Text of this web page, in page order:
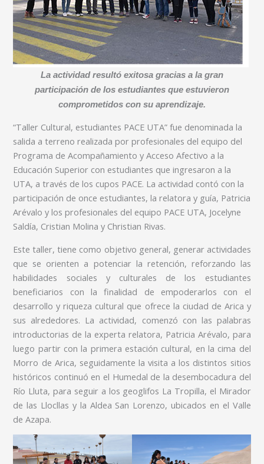
La actividad resultó exitosa gracias a la gran
participación de los estudiantes que estuvieron
comprometidos con su aprendizaje.
“Taller Cultural, estudiantes PACE UTA” fue denominada la
salida a terreno realizada por profesionales del equipo del
Programa de Acompañamiento y Acceso Afectivo a la
Educación Superior con estudiantes que ingresaron a la
UTA, a través de los cupos PACE. La actividad contó con la
participación de once estudiantes, la relatora y guía, Patricia
Arévalo y los profesionales del equipo PACE UTA, Jocelyne
Saldía, Cristian Molina y Christian Rivas.
Este taller, tiene como objetivo general, generar actividades
que se orienten a potenciar la retención, reforzando las
habilidades sociales y culturales de los estudiantes
beneficiarios con la finalidad de empoderarlos con el
desarrollo y riqueza cultural que ofrece la ciudad de Arica y
sus alrededores. La actividad, comenzó con las palabras
introductorias de la experta relatora, Patricia Arévalo, para
luego partir con la primera estación cultural, en la cima del
Morro de Arica, seguidamente la visita a los distintos sitios
históricos continuó en el Humedal de la desembocadura del
Río Lluta, para seguir a los geoglifos La Tropilla, el Mirador
de las Llocllas y la Aldea San Lorenzo, ubicados en el Valle
de Azapa.